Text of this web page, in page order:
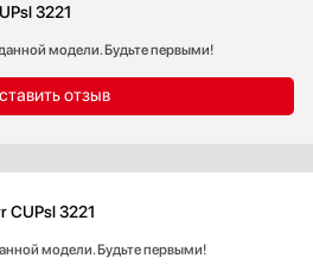
3221
модели. Будьте первыми!
отзыв
CUPsl 3221
модели. Будьте первыми!